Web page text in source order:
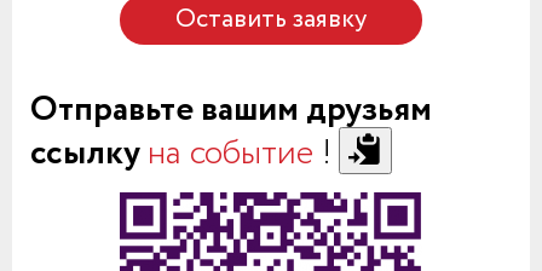
Оставить заявку
Отправьте вашим друзьям
ссылкуна событие !